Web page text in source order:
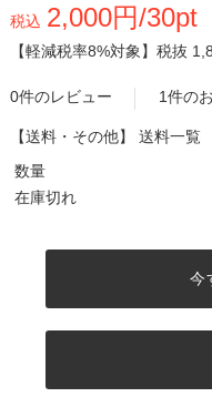
税込 2,000円/30pt
【軽減税率8%対象】 税抜
0件のレビュー 1件の
【送料・その他】 送料一覧
数量
在庫切れ
今